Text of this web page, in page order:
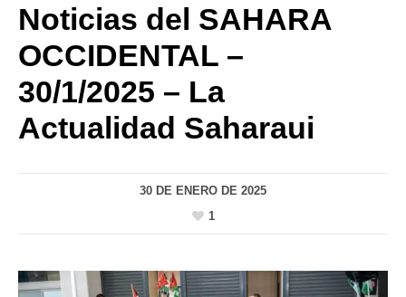
Noticias del SAHARA
OCCIDENTAL –
30/1/2025 – La
Actualidad Saharaui
30 DE ENERO DE 2025
1